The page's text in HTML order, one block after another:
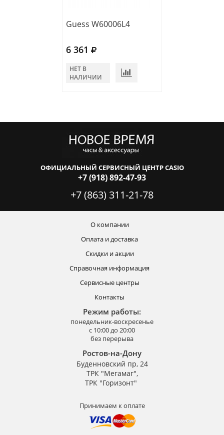
Guess W60006L4
6 361
НЕТ В
НАЛИЧИИ
ОФИЦИАЛЬНЫЙ СЕРВИСНЫЙ ЦЕНТР CASIO
+7 (918) 892-47-93
+7 (863) 311-21-78
О компании
Оплата и доставка
Скидки и акции
Справочная информация
Сервисные центры
Контакты
Режим работы:
понедельник-воскресенье
с 10:00 до 20:00
без перерыва
Ростов-на-Дону
Буденновский пр, 24
ТРК "Мегамаг",
ТРК "Горизонт"
Принимаем к оплате